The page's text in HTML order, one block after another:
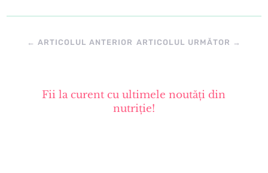
← ARTICOLUL ANTERIOR ARTICOLUL URMĂTOR →
Fii la curent cu ultimele noutăți din
nutriție!